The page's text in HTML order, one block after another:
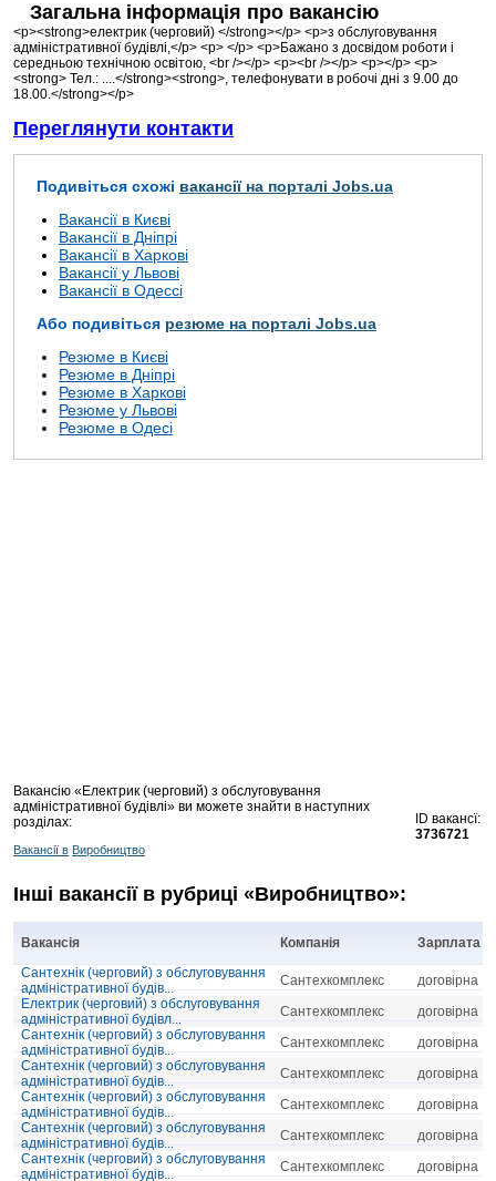
Загальна інформація про вакансію
<p><strong>електрик (черговий) </strong></p> <p>з обслуговування
адміністративної будівлі,</p> <p> </p> <p>Бажано з досвідом роботи і
середньою технічною освітою, <br /></p> <p><br /></p> <p></p> <p>
<strong> Тел.: ....</strong><strong>, телефонувати в робочі дні з 9.00 до
18.00.</strong></p>
Переглянути контакти
Подивіться схожі вакансії на порталі Jobs.ua
Вакансії в Києві
Вакансії в Дніпрі
Вакансії в Харкові
Вакансії у Львові
Вакансії в Одессі
Або подивіться резюме на порталі Jobs.ua
Резюме в Києві
Резюме в Дніпрі
Резюме в Харкові
Резюме у Львові
Резюме в Одесі
Вакансію «Електрик (черговий) з обслуговування
адміністративної будівлі» ви можете знайти в наступних
розділах:
Вакансії в Виробництво
ID вакансї:
3736721
Інші вакансії в рубриці «Виробництво»:
Вакансія Компанія
Зарплата
Сантехнік (черговий) з обслуговування
адміністративної будів...
Сантехкомплекс
договірна
Електрик (черговий) з обслуговування
адміністративної будівл...
Сантехкомплекс
договірна
Сантехнік (черговий) з обслуговування
адміністративної будів...
Сантехкомплекс
договірна
Сантехнік (черговий) з обслуговування
адміністративної будів...
Сантехкомплекс
договірна
Сантехнік (черговий) з обслуговування
адміністративної будів...
Сантехкомплекс
договірна
Сантехнік (черговий) з обслуговування
адміністративної будів...
Сантехкомплекс
договірна
Сантехнік (черговий) з обслуговування
адміністративної будів...
Сантехкомплекс
договірна